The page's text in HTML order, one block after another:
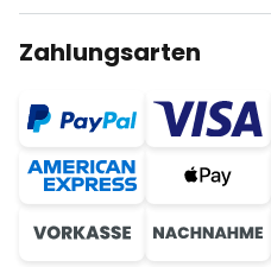
Zahlungsarten